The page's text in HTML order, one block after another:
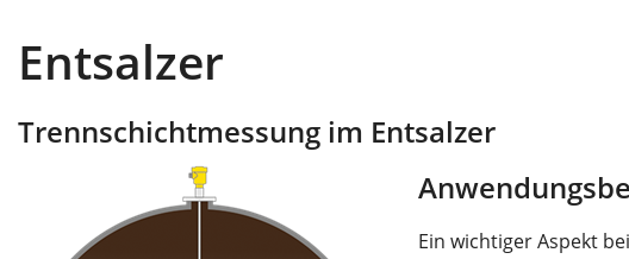
Entsalzer
Trennschichtmessung im Entsalzer
Ein wichtiger Aspekt